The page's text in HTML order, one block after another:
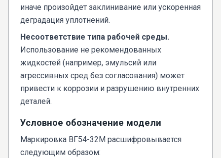
иначе произойдет заклинивание или ускоренная
деградация уплотнений.
Несоответствие типа рабочей среды.
Использование не рекомендованных
жидкостей (например, эмульсий или
агрессивных сред без согласования) может
привести к коррозии и разрушению внутренних
деталей.
Условное обозначение модели
Маркировка ВГ54-32М расшифровывается
следующим образом: